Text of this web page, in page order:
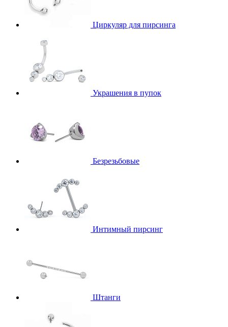
Циркуляр для пирсинга
Украшения в пупок
Безрезьбовые
Интимный пирсинг
Штанги